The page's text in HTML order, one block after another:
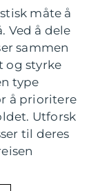
måte å
Ved å dele
sammen
og styrke
type
å prioritere
Utforsk
til deres